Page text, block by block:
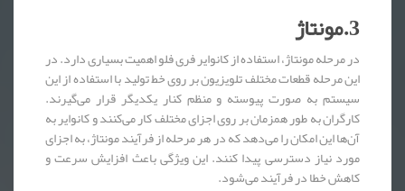
3.مونتاژ
در مرحله مونتاژ، استفاده از کانوایر فری فلو اهمیت بسیاری دارد. در
این مرحله قطعات مختلف تلویزیون بر روی خط تولید با استفاده از این
سیستم به صورت پیوسته و منظم کنار یکدیگر قرار می‌گیرند.
کارگران به طور همزمان بر روی اجزای مختلف کار می‌کنند و کانوایر به
آن‌ها این امکان را می‌دهد که در هر مرحله از فرآیند مونتاژ، به اجزای
مورد نیاز دسترسی پیدا کنند. این ویژگی باعث افزایش سرعت و
کاهش خطا در فرآیند می‌شود.